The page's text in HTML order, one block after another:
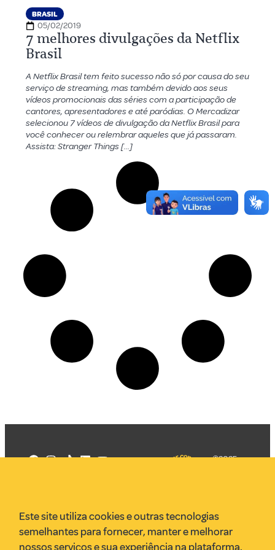
BRASIL
05/02/2019
7 melhores divulgações da Netflix
Brasil
A Netflix Brasil tem feito sucesso não só por causa do seu
serviço de streaming, mas também devido aos seus
vídeos promocionais das séries com a participação de
cantores, apresentadores e até paródias. O Mercadizar
selecionou 7 vídeos de divulgação da Netflix Brasil para
você conhecer ou relembrar aqueles que já passaram.
Assista: Stranger Things […]
VR Assessoria
Parcerias
©2025
Este site utiliza cookies e outras tecnologias
semelhantes para fornecer, manter e melhorar
nossos serviços e sua experiência na plataforma.